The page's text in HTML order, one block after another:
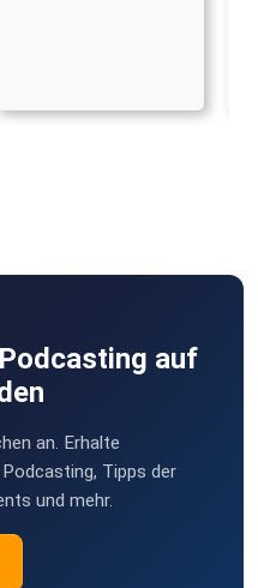
auf
an. Erhalte
Tipps der
und mehr.